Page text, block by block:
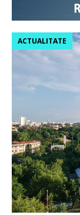
ACTUALITATE